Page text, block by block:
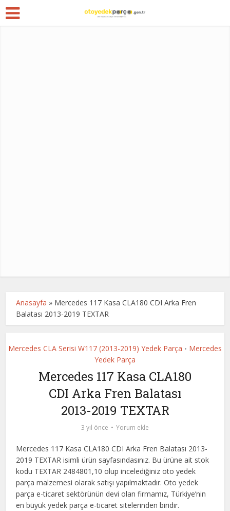
Anasayfa » Mercedes 117 Kasa CLA180 CDI Arka Fren
Balatası 2013-2019 TEXTAR
Mercedes CLA Serisi W117 (2013-2019) Yedek Parça • Mercedes
Yedek Parça
Mercedes 117 Kasa CLA180
CDI Arka Fren Balatası
2013-2019 TEXTAR
3 yıl önce Yorum ekle
Mercedes 117 Kasa CLA180 CDI Arka Fren Balatası 2013-
2019 TEXTAR isimli ürün sayfasındasınız. Bu ürüne ait stok
kodu TEXTAR 2484801,10 olup incelediğiniz oto yedek
parça malzemesi olarak satışı yapılmaktadır. Oto yedek
parça e-ticaret sektörünün devi olan firmamız, Türkiye’nin
en büyük yedek parça e-ticaret sitelerinden biridir.